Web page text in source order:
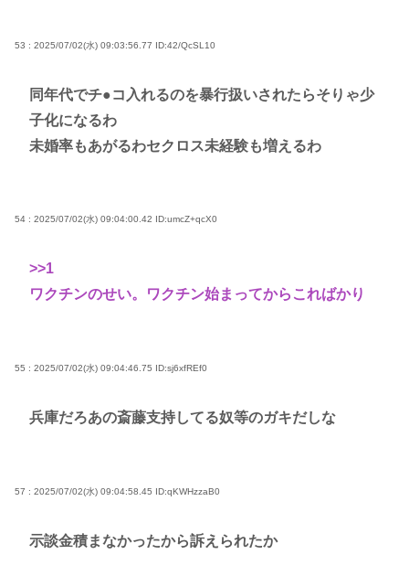
53 : 2025/07/02(水) 09:03:56.77 ID:42/QcSL10
同年代でチ●コ入れるのを暴行扱いされたらそりゃ少
子化になるわ
未婚率もあがるわセクロス未経験も増えるわ
54 : 2025/07/02(水) 09:04:00.42 ID:umcZ+qcX0
>>1
ワクチンのせい。ワクチン始まってからこればかり
55 : 2025/07/02(水) 09:04:46.75 ID:sj6xfREf0
兵庫だろあの斎藤支持してる奴等のガキだしな
57 : 2025/07/02(水) 09:04:58.45 ID:qKWHzzaB0
示談金積まなかったから訴えられたか